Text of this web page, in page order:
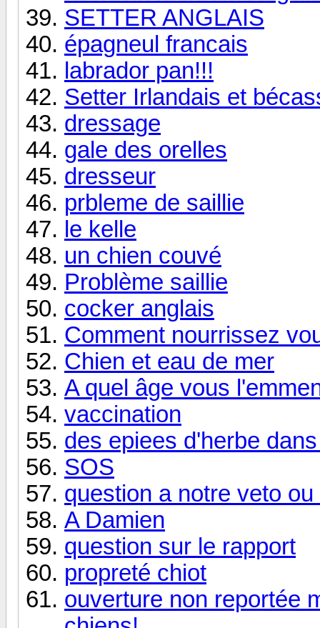
SETTER ANGLAIS
épagneul francais
labrador pan!!!
Setter Irlandais et
dressage
gale des orelles
dresseur
prbleme de saillie
le kelle
un chien couvé
Problème saillie
cocker anglais
Comment nourrissez
Chien et eau de mer
A quel âge vous
vaccination
des epiees d'herbe
SOS
question a notre veto
A Damien
question sur le rapport
propreté chiot
ouverture non reportée